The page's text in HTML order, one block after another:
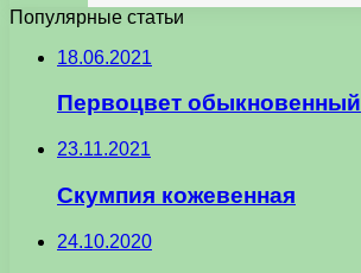
Популярные статьи
18.06.2021
Первоцвет обыкновенный
23.11.2021
Скумпия кожевенная
24.10.2020